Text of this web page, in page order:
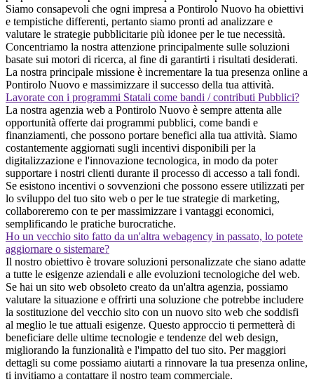
Siamo consapevoli che ogni impresa a Pontirolo Nuovo ha obiettivi
e tempistiche differenti, pertanto siamo pronti ad analizzare e
valutare le strategie pubblicitarie più idonee per le tue necessità.
Concentriamo la nostra attenzione principalmente sulle soluzioni
basate sui motori di ricerca, al fine di garantirti i risultati desiderati.
La nostra principale missione è incrementare la tua presenza online a
Pontirolo Nuovo e massimizzare il successo della tua attività.
Lavorate con i programmi Statali come bandi / contributi Pubblici?
La nostra agenzia web a Pontirolo Nuovo è sempre attenta alle
opportunità offerte dai programmi pubblici, come bandi e
finanziamenti, che possono portare benefici alla tua attività. Siamo
costantemente aggiornati sugli incentivi disponibili per la
digitalizzazione e l'innovazione tecnologica, in modo da poter
supportare i nostri clienti durante il processo di accesso a tali fondi.
Se esistono incentivi o sovvenzioni che possono essere utilizzati per
lo sviluppo del tuo sito web o per le tue strategie di marketing,
collaboreremo con te per massimizzare i vantaggi economici,
semplificando le pratiche burocratiche.
Ho un vecchio sito fatto da un'altra webagency in passato, lo potete
aggiornare o sistemare?
Il nostro obiettivo è trovare soluzioni personalizzate che siano adatte
a tutte le esigenze aziendali e alle evoluzioni tecnologiche del web.
Se hai un sito web obsoleto creato da un'altra agenzia, possiamo
valutare la situazione e offrirti una soluzione che potrebbe includere
la sostituzione del vecchio sito con un nuovo sito web che soddisfi
al meglio le tue attuali esigenze. Questo approccio ti permetterà di
beneficiare delle ultime tecnologie e tendenze del web design,
migliorando la funzionalità e l'impatto del tuo sito. Per maggiori
dettagli su come possiamo aiutarti a rinnovare la tua presenza online,
ti invitiamo a contattare il nostro team commerciale.